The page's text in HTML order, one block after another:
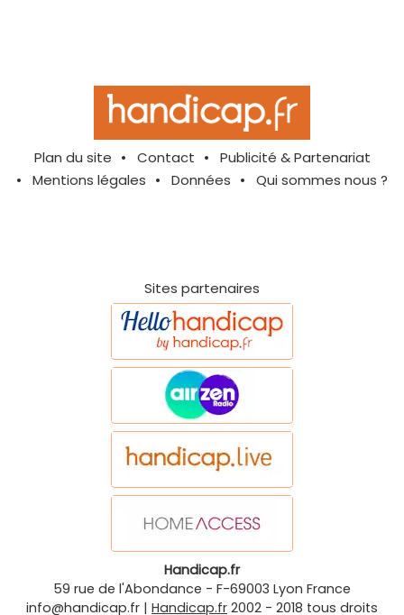
Plan du site Contact
Publicité & Partenariat
Mentions légales
Données Qui sommes nous ?
Sites partenaires
Handicap.fr
59 rue de l'Abondance - F-69003 Lyon France
info@handicap.fr | Handicap.fr 2002 - 2018 tous droits